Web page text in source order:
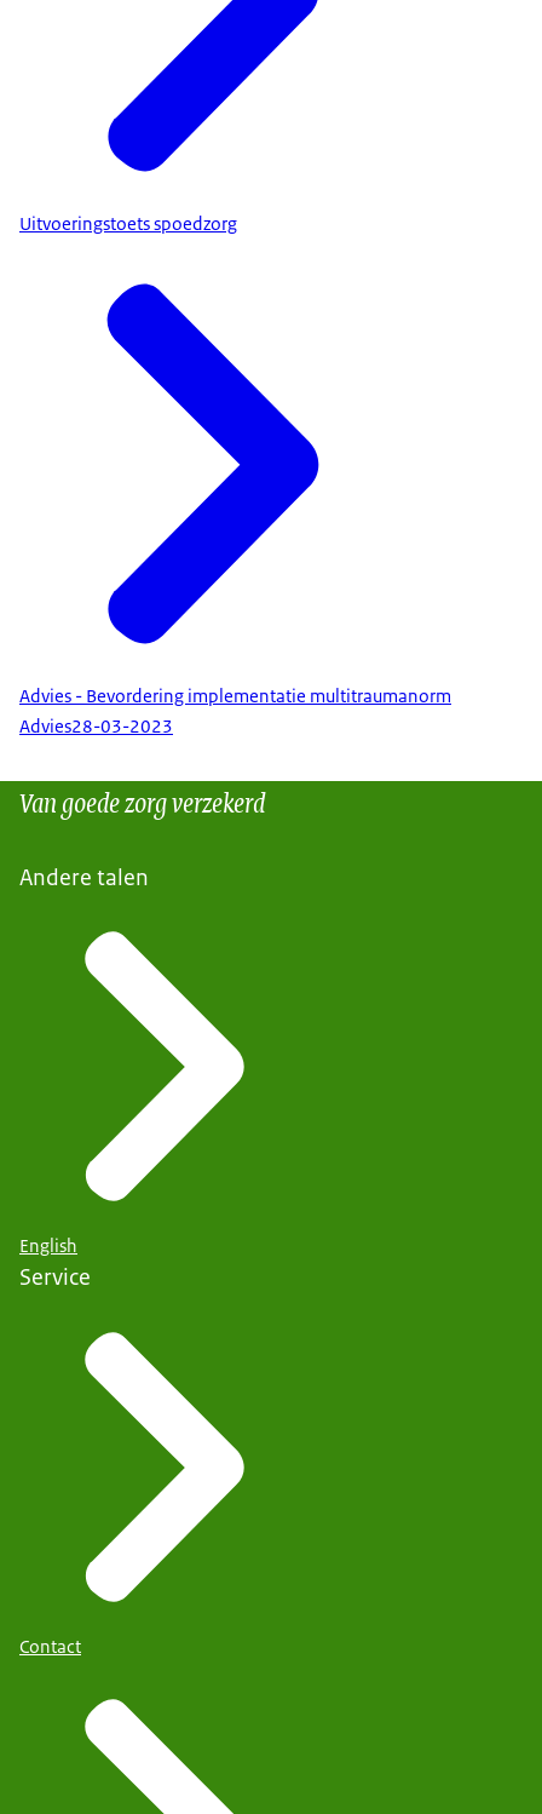
Uitvoeringstoets spoedzorg
Advies - Bevordering implementatie multitraumanorm
Advies28-03-2023
Van goede zorg verzekerd
Andere talen
English
Service
Contact